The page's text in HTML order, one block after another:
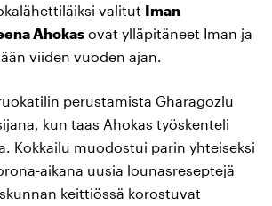
valitut Iman
Ahokas ovat ylläpitäneet Iman ja
viiden vuoden ajan.
perustamista Gharagozlu
kun taas Ahokas työskenteli
Kokkailu muodostui parin yhteiseksi
aikana uusia lounasreseptejä
keittiössä korostuvat